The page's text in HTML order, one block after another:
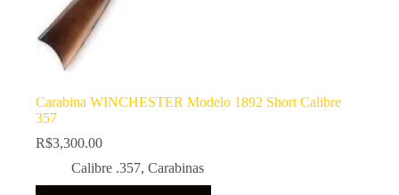
Carabina WINCHESTER Modelo 1892 Short Calibre
357
R$3,300.00
Calibre .357, Carabinas